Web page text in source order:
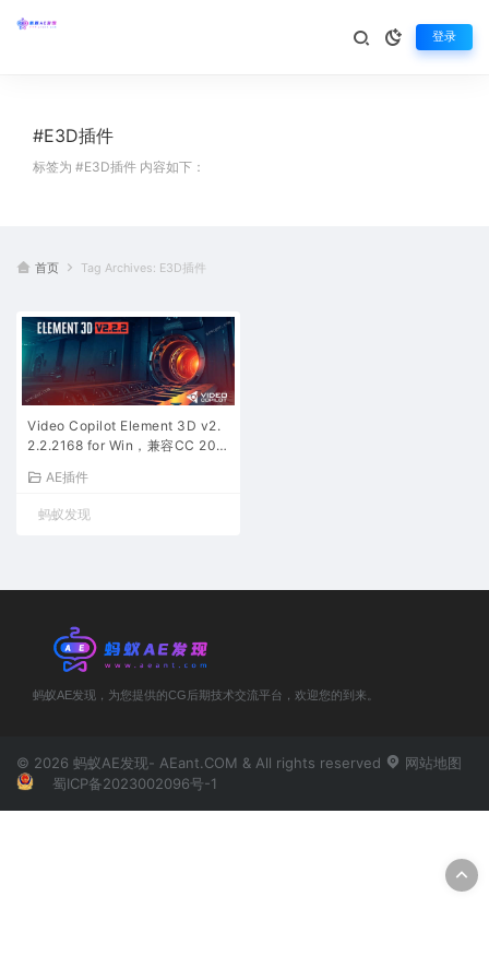
登录
#E3D插件
标签为 #E3D插件 内容如下：
首页 Tag Archives: E3D插件
Video Copilot Element 3D v2.
2.2.2168 for Win，兼容CC 201
AE插件
蚂蚁发现
蚂蚁AE发现，为您提供的CG后期技术交流平台，欢迎您的到来。
© 2026 蚂蚁AE发现- AEant.COM & All rights reserved
网站地图
蜀ICP备2023002096号-1